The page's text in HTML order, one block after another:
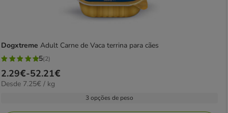
Dogxtreme Adult Carne de Vaca terrina para cães
5
estrelas
com
5(2)
Preço
de
2.29€-52.21€
7.25€
Desde 7.25€ / kg
3 opções de peso